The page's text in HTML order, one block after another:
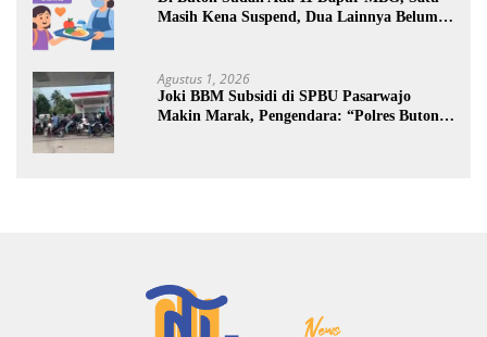
Masih Kena Suspend, Dua Lainnya Belum
Agustus 1, 2026
Joki BBM Subsidi di SPBU Pasarwajo
Makin Marak, Pengendara: “Polres Buton